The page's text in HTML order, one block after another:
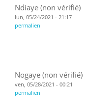
Ndiaye (non vérifié)
lun, 05/24/2021 - 21:17
permalien
Nogaye (non vérifié)
ven, 05/28/2021 - 00:21
permalien